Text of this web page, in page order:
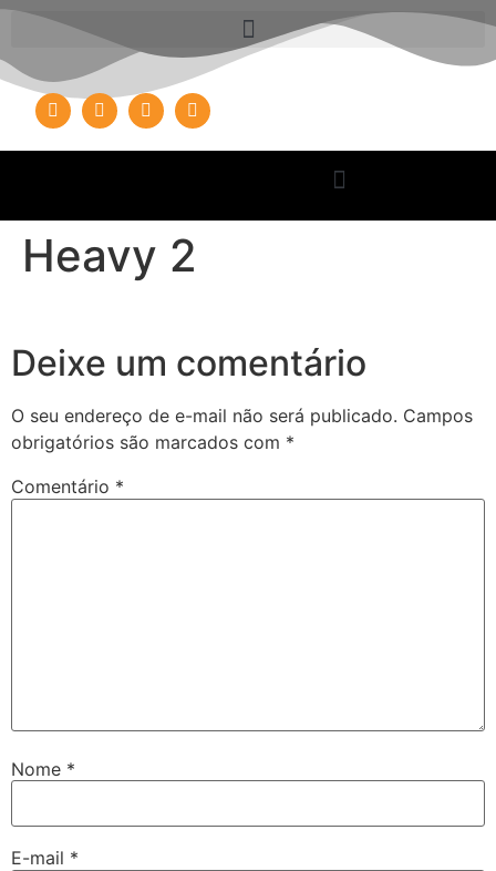
Heavy 2
Deixe um comentário
O seu endereço de e-mail não será publicado. Campos
obrigatórios são marcados com *
Comentário *
Nome *
E-mail *